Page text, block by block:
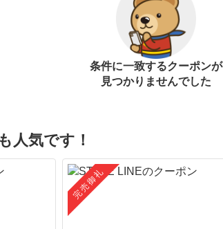
条件に一致するクーポンが
見つかりませんでした
人気です！
完売御礼